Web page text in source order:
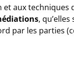
et aux
,
par les parties